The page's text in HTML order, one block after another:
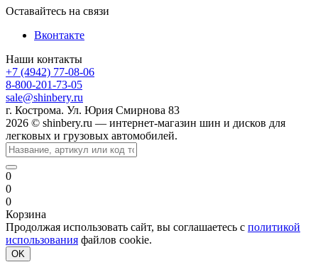
Оставайтесь на связи
Вконтакте
Наши контакты
+7 (4942) 77-08-06
8-800-201-73-05
sale@shinbery.ru
г. Кострома. Ул. Юрия Смирнова 83
2026 © shinbery.ru — интернет-магазин шин и дисков для
легковых и грузовых автомобилей.
0
0
0
Корзина
Продолжая использовать сайт, вы соглашаетесь с политикой
использования файлов cookie.
OK